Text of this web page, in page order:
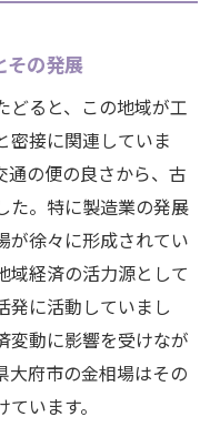
に与える影響
関関係
資の相関
連動性
の影響要因
勢の関連性
のトレンドとその
背景分析
その発展
どると、この地域が工
密接に関連していま
通の便の良さから、古
た。特に製造業の発展
が徐々に形成されてい
域経済の活力源として
発に活動していまし
変動に影響を受けなが
大府市の金相場はその
います。